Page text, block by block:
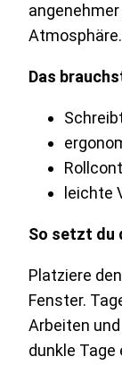
Atmosphäre.
Das
leichte
So setzt du
Platziere
Fenster.
Arbeiten
dunkle Tage